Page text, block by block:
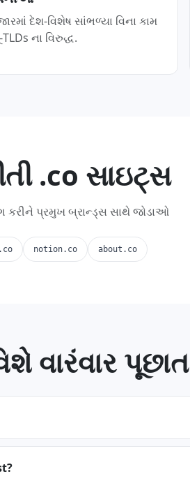
દેશ-વિશેષ સાંભળ્યા વિના કામ
ના વિરુદ્ધ.
.co સાઇટ્સ
કરીને પ્રમુખ બ્રાન્ડ્સ સાથે જોડાઓ
notion.co about.co
વારંવાર પૂછાતા